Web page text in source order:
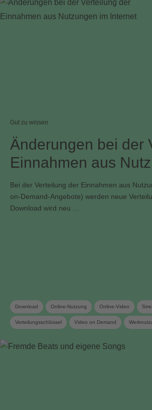
Gut zu wissen
Änderungen bei der
Einnahmen aus
Bei der Verteilung der Einnahmen aus
on-Demand-Angebote) werden neue
Download wird neu …
Download Online-Nutzung Online-Video
Verteilungsschlüssel Video on Demand